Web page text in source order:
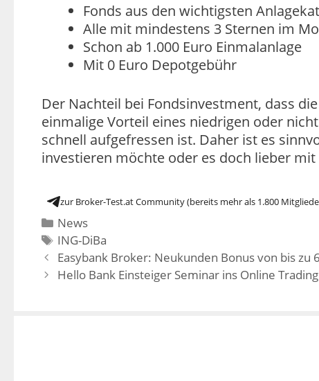
Fonds aus den wichtigsten
Alle mit mindestens 3 Sternen im
Schon ab 1.000 Euro Einmalanlage
Mit 0 Euro Depotgebühr
Der Nachteil bei Fondsinvestment, dass
einmalige Vorteil eines niedrigen oder
schnell aufgefressen ist. Daher ist es
investieren möchte oder es doch lieber mit
zur Broker-Test.at Community (bereits mehr als 1.800
News
ING-DiBa
Easybank Broker: Neukunden Bonus von bis zu
Hello Bank Einsteiger Seminar ins Online Trading